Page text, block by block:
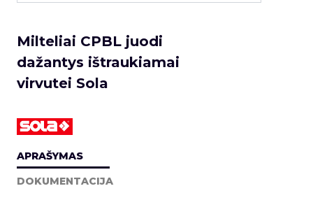
Milteliai CPBL juodi
dažantys ištraukiamai
virvutei Sola
APRAŠYMAS
DOKUMENTACIJA